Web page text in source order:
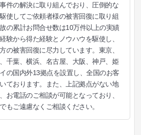
件の解決に取り組んでおり、圧倒的な
使してご依頼者様の被害回復に取り組
の累計お問合せ数は10万件以上の実績
験から得た経験とノウハウを駆使し、
の被害回復に尽力しています。東京、
千葉、横浜、名古屋、大阪、神戸、姫
の国内外13拠点を設置し、全国のお客
ております。また、上記拠点がない地
お電話のご相談が可能となっており、
もご遠慮なくご相談ください。